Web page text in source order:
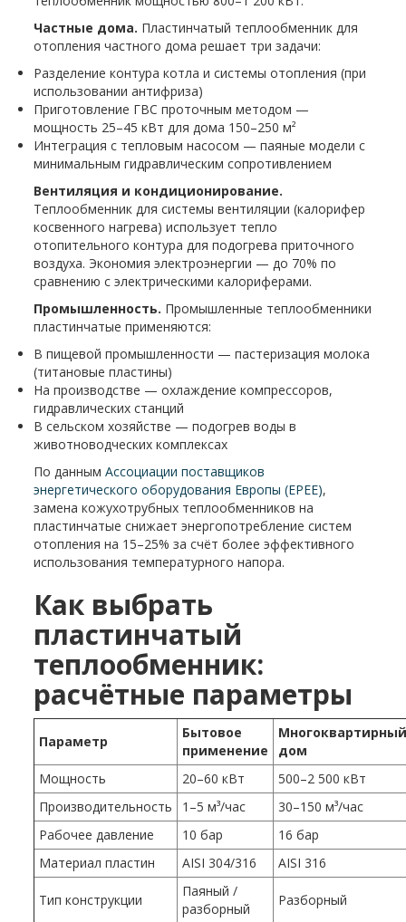
Частные дома. Пластинчатый теплообменник для
отопления частного дома решает три задачи:
Разделение контура котла и системы отопления (при
использовании антифриза)
Приготовление ГВС проточным методом —
мощность 25–45 кВт для дома 150–250 м²
Интеграция с тепловым насосом — паяные модели с
минимальным гидравлическим сопротивлением
Вентиляция и кондиционирование.
Теплообменник для системы вентиляции (калорифер
косвенного нагрева) использует тепло
отопительного контура для подогрева приточного
воздуха. Экономия электроэнергии — до 70% по
сравнению с электрическими калориферами.
Промышленность. Промышленные теплообменники
пластинчатые применяются:
В пищевой промышленности — пастеризация молока
(титановые пластины)
На производстве — охлаждение компрессоров,
гидравлических станций
В сельском хозяйстве — подогрев воды в
животноводческих комплексах
По даннымАссоциации поставщиков
энергетического оборудования Европы (EPEE),
замена кожухотрубных теплообменников на
пластинчатые снижает энергопотребление систем
отопления на 15–25% за счёт более эффективного
использования температурного напора.
Как выбрать
пластинчатый
теплообменник:
расчётные параметры
Параметр
Бытовое
применение
дом
Мощность
20–60 кВт
500–2 500 кВт
Производительность
1–5 м³/час
30–150 м³/час
Рабочее давление
10 бар
16 бар
Материал пластин
AISI 304/316 AISI 316
Тип конструкции
Паяный /
разборный
Разборный